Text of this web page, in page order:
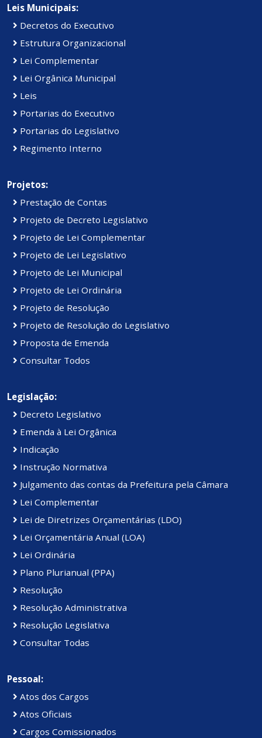
Leis Municipais:
Decretos do Executivo
Estrutura Organizacional
Lei Complementar
Lei Orgânica Municipal
Leis
Portarias do Executivo
Portarias do Legislativo
Regimento Interno
Projetos:
Prestação de Contas
Projeto de Decreto Legislativo
Projeto de Lei Complementar
Projeto de Lei Legislativo
Projeto de Lei Municipal
Projeto de Lei Ordinária
Projeto de Resolução
Projeto de Resolução do Legislativo
Proposta de Emenda
Consultar Todos
Legislação:
Decreto Legislativo
Emenda à Lei Orgânica
Indicação
Instrução Normativa
Julgamento das contas da Prefeitura pela Câmara
Lei Complementar
Lei de Diretrizes Orçamentárias (LDO)
Lei Orçamentária Anual (LOA)
Lei Ordinária
Plano Plurianual (PPA)
Resolução
Resolução Administrativa
Resolução Legislativa
Consultar Todas
Pessoal:
Atos dos Cargos
Atos Oficiais
Cargos Comissionados